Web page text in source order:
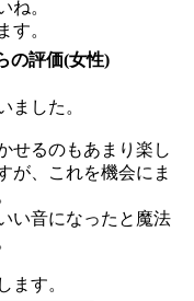
ね。
す。
の評価(女性)
ました。
せるのもあまり楽し
が、これを機会にま
い音になったと魔法
ます。